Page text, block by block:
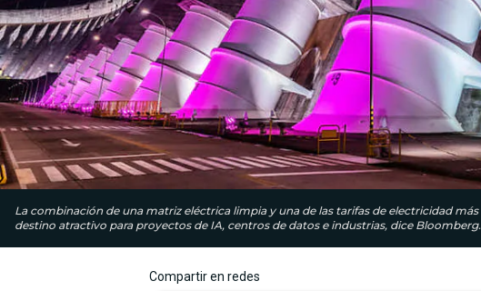
La combinación de una matriz eléctrica limpia y una de las tarifas de electricidad
destino atractivo para proyectos de IA, centros de datos e industrias, dice
Compartir en redes